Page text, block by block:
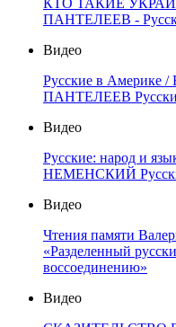
КТО ТАКИЕ
ПАНТЕЛЕЕВ -
Видео
Русские в Америке
ПАНТЕЛЕЕВ
Видео
Русские: народ и
НЕМЕНСКИЙ
Видео
Чтения памяти
«Разделенный
воссоединению»
Видео